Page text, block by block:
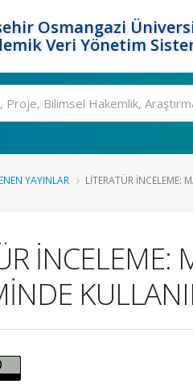
Osmangazi
Veri Yönetim
YAYINLAR LİTERATÜR İNCELEME:
İNCELEME: